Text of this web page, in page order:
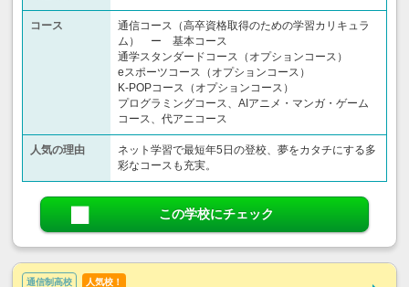
コース
通信コース（高卒資格取得のための学習カリキュラ
ム） ー 基本コース
通学スタンダードコース（オプションコース）
eスポーツコース（オプションコース）
K-POPコース（オプションコース）
プログラミングコース、AIアニメ・マンガ・ゲーム
コース、代アニコース
人気の理由
ネット学習で最短年5日の登校、夢をカタチにする多
彩なコースも充実。
この学校にチェック
通信制高校 人気校！